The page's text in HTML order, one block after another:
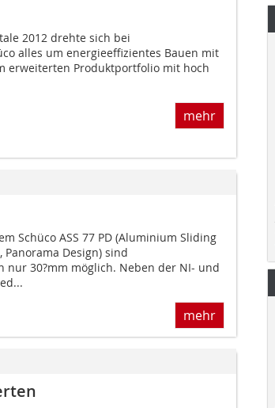
2012 drehte sich bei
alles um energieeffizientes Bauen mit
erweiterten Produktportfolio mit hoch
mehr
Schüco ASS 77 PD (Aluminium Sliding
Panorama Design) sind
nur 30?mm möglich. Neben der NI- und
mehr